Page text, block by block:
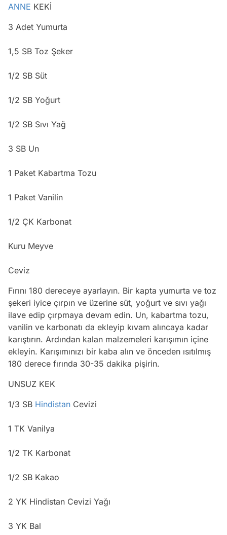
ANNE KEKİ
3 Adet Yumurta
1,5 SB Toz Şeker
1/2 SB Süt
1/2 SB Yoğurt
1/2 SB Sıvı Yağ
3 SB Un
1 Paket Kabartma Tozu
1 Paket Vanilin
1/2 ÇK Karbonat
Kuru Meyve
Ceviz
Fırını 180 dereceye ayarlayın. Bir kapta yumurta ve toz
şekeri iyice çırpın ve üzerine süt, yoğurt ve sıvı yağı
ilave edip çırpmaya devam edin. Un, kabartma tozu,
vanilin ve karbonatı da ekleyip kıvam alıncaya kadar
karıştırın. Ardından kalan malzemeleri karışımın içine
ekleyin. Karışımınızı bir kaba alın ve önceden ısıtılmış
180 derece fırında 30-35 dakika pişirin.
UNSUZ KEK
1/3 SB Hindistan Cevizi
1 TK Vanilya
1/2 TK Karbonat
1/2 SB Kakao
2 YK Hindistan Cevizi Yağı
3 YK Bal